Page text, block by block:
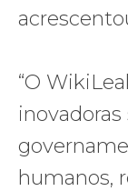
“O
humanos,